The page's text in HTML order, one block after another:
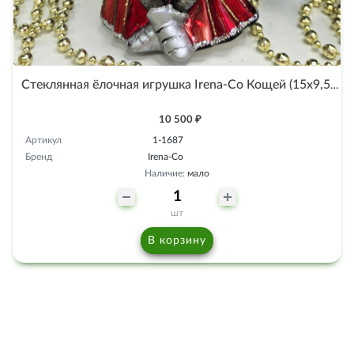
Стеклянная ёлочная игрушка Irena-Co Кощей (15х9,5х8см)
10 500 ₽
Артикул
1-1687
Бренд
Irena-Co
Наличие: мало
шт
В корзину